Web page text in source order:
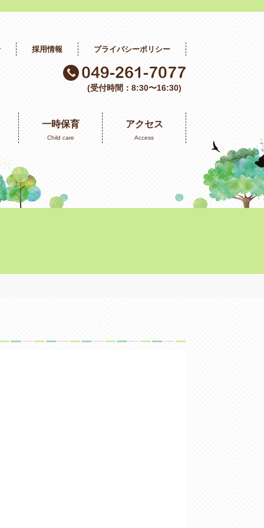
採用情報 プライバシーポリシー
(受付時間：8:30〜16:30)
一時保育
Child care
アクセス
Access